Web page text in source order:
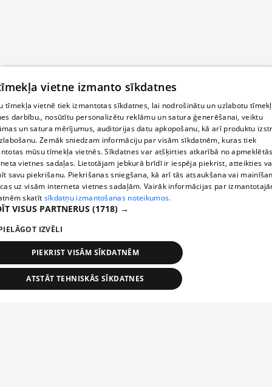
vietne izmanto sīkdatnes
tīmekļa vietnē tiek izmantotas sīkdatnes, lai nodrošinātu un uzlabotu
darbību., nosūtītu personalizētu reklāmu un satura ģenerēšanai, veiktu
un satura mērījumus, auditorijas datu apkopošanu, kā arī produktu
Zemāk sniedzam informāciju par visām sīkdatnēm, kuras tiek
mūsu tīmekļa vietnēs. Sīkdatnes var atšķirties atkarībā no
vietnes sadaļas. Lietotājam jebkurā brīdī ir iespēja piekrist, atteikties
savu piekrišanu. Piekrišanas sniegšana, kā arī tās atsaukšana vai
uz visām interneta vietnes sadaļām. Vairāk informācijas par
skatīt sīkdatņu izmantošanas noteikumos.
VISUS PARTNERUS (1718) →
IZVĒLI
PIEKRIST VISĀM SĪKDATNĒM
ATSTĀT TEHNISKĀS SĪKDATNES